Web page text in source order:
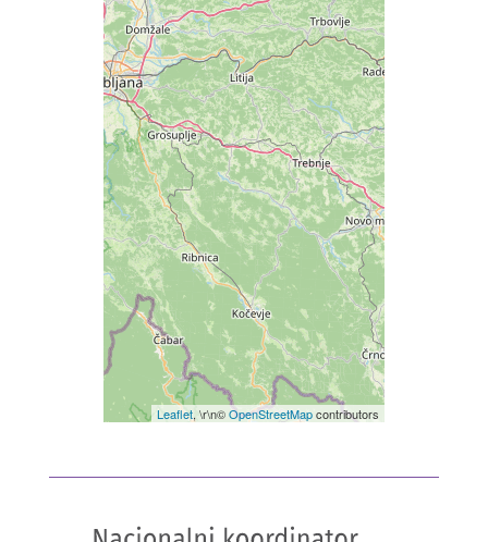
Leaflet, \r\n©OpenStreetMapcontributors